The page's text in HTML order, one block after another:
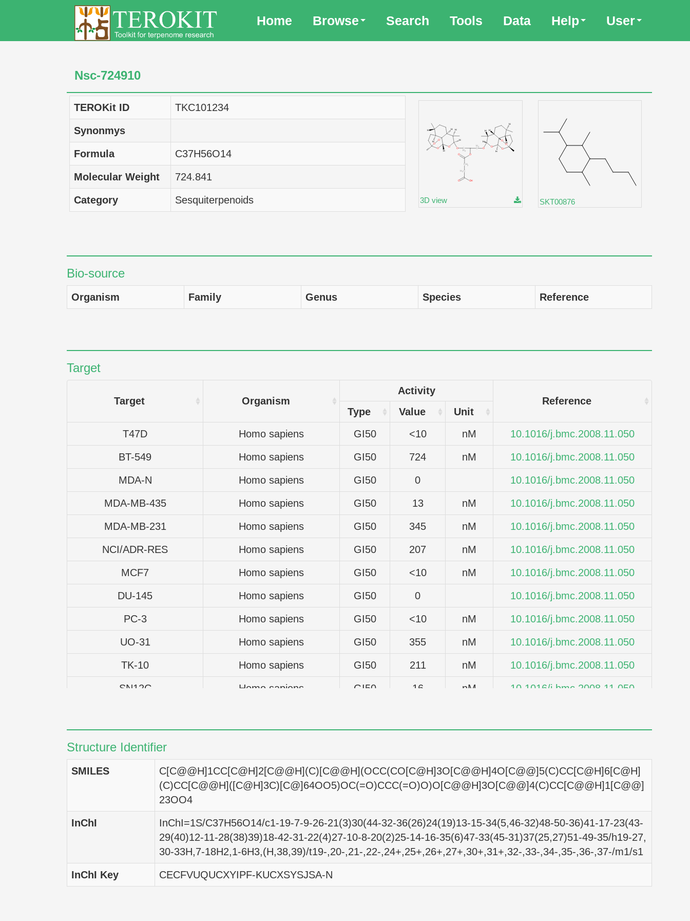
Home Browse Search Tools Data Help User
Nsc-724910
TEROKit ID TKC101234
Synonmys
Formula C37H56O14
Molecular Weight 724.841
Category Sesquiterpenoids 3D view SKT00876
Bio-source
Organism Family Genus Species Reference
Target
Target Organism
Activity
Reference
Type
Value
Unit
T47D
Homo sapiens GI50 <10 nM 10.1016/j.bmc.2008.11.050
BT-549 Homo sapiens GI50 724 nM 10.1016/j.bmc.2008.11.050
MDA-N Homo sapiens GI50 0 10.1016/j.bmc.2008.11.050
MDA-MB-435 Homo sapiens GI50 13 nM 10.1016/j.bmc.2008.11.050
MDA-MB-231 Homo sapiens GI50 345 nM 10.1016/j.bmc.2008.11.050
NCI/ADR-RES Homo sapiens GI50 207 nM 10.1016/j.bmc.2008.11.050
MCF7 Homo sapiens GI50 <10 nM 10.1016/j.bmc.2008.11.050
DU-145 Homo sapiens GI50 0 10.1016/j.bmc.2008.11.050
PC-3 Homo sapiens GI50 <10 nM 10.1016/j.bmc.2008.11.050
UO-31 Homo sapiens GI50 355 nM 10.1016/j.bmc.2008.11.050
TK-10 Homo sapiens GI50 211 nM 10.1016/j.bmc.2008.11.050
SN12C Homo sapiens GI50 16 nM 10.1016/j.bmc.2008.11.050
ACHN Homo sapiens GI50 126 nM 10.1016/j.bmc.2008.11.050
Homo sapiens GI50 13800 nM 10.1016/j.bmc.2008.11.050
Homo sapiens GI50 27200 nM 10.1016/j.bmc.2008.11.050
Homo sapiens GI50 15 nM 10.1016/j.bmc.2008.11.050
OVCAR-5 Homo sapiens
Structure Identifier
SMILES
C[C@@H]1CC[C@H]2[C@@H](C)[C@@H](OCC(CO[C@H]3O[C@@H]4O[C@@]5(C)CC[C@H]6[C@H]
(C)CC[C@@H]([C@H]3C)[C@]64OO5)OC(=O)CCC(=O)O)O[C@@H]3O[C@@]4(C)CC[C@@H]1[C@@]
23OO4
InChI
InChI=1S/C37H56O14/c1-19-7-9-26-21(3)30(44-32-36(26)24(19)13-15-34(5,46-32)48-50-36)41-17-23(43-
29(40)12-11-28(38)39)18-42-31-22(4)27-10-8-20(2)25-14-16-35(6)47-33(45-31)37(25,27)51-49-35/h19-27,
30-33H,7-18H2,1-6H3,(H,38,39)/t19-,20-,21-,22-,24+,25+,26+,27+,30+,31+,32-,33-,34-,35-,36-,37-/m1/s1
InChI Key CECFVUQUCXYIPF-KUCXSYSJSA-N